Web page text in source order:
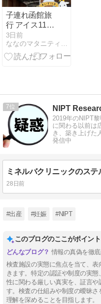
子連れ函館旅
行 アイス118
函館牛乳大満
足スポット
3日前
ななのマタニティライフ〜コロナ自粛中〜
7 NIPT
2019年のNIPT
に関わる以前は
き、築き上げた
発信中
28日前
#出産 #妊娠 #NIPT
このブログのここがポイント
情報の真偽を徹
検査施設の実態に焦点を当て、
きます。特定の認証や制度の実
性に関わる厳しい真実を、証言
す。検査の仕組みや制度の曖昧
理解を深めることを目指します。